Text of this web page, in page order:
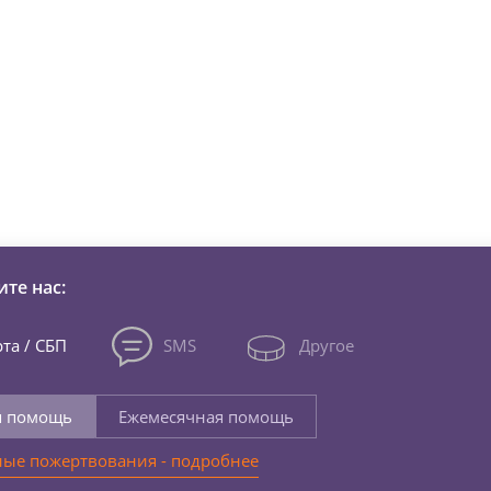
нас:
/ СБП SMS Другое
помощь
Ежемесячная помощь
пожертвования - подробнее